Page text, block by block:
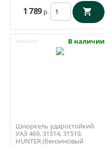
1 789 р.
УМ00489 В наличии
Шноркель ударостойкий
УАЗ 469, 31514, 31519,
HUNTER (бензиновый